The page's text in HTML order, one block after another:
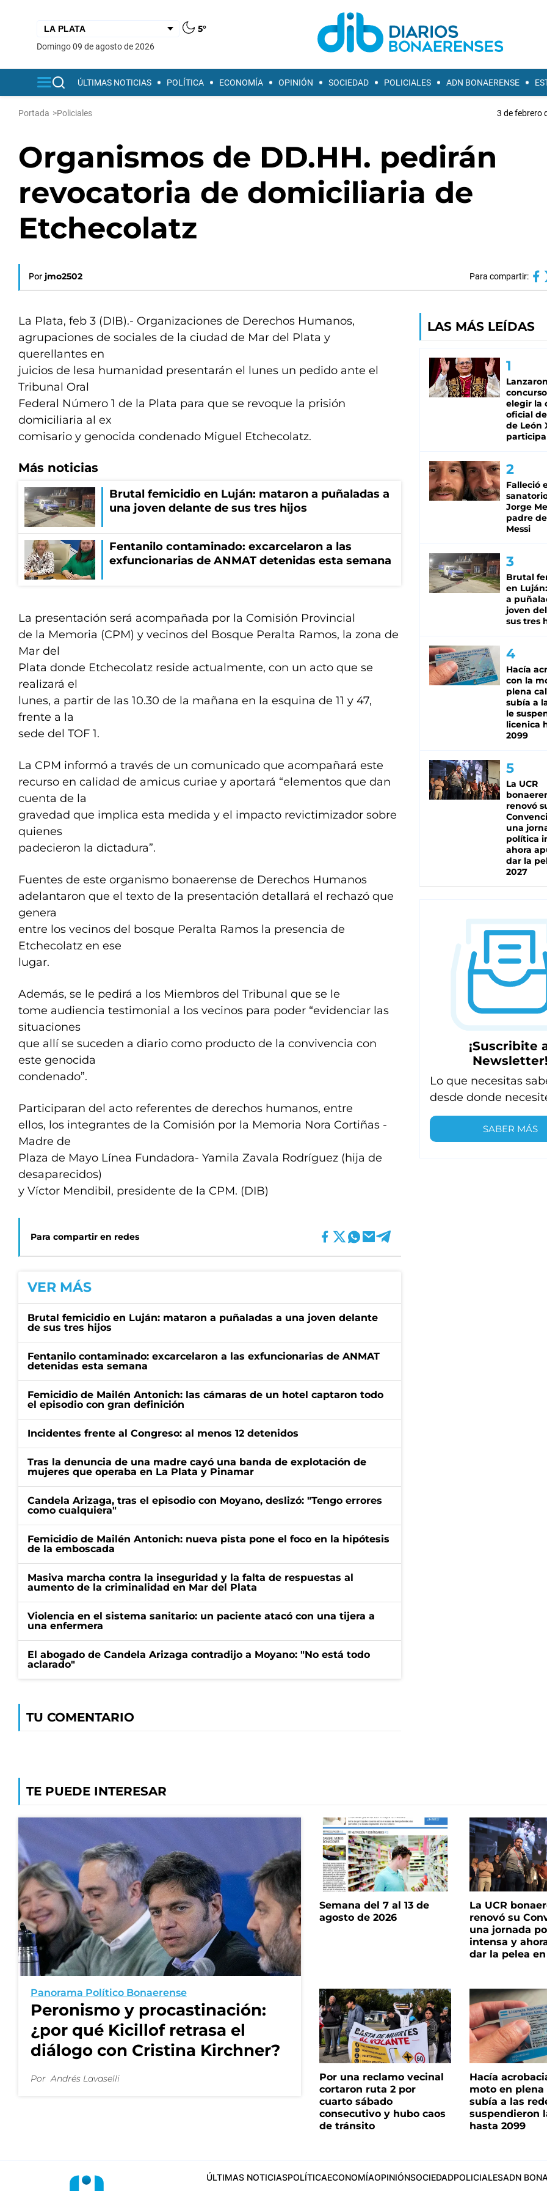
5°
domingo 09 de agosto de 2026
ÚLTIMAS NOTICIAS POLÍTICA ECONOMÍA OPINIÓN SOCIEDAD POLICIALES ADN BONAERENSE
Portada >Policiales 3 de febrero
Organismos de DD.HH. pedirán
revocatoria de domiciliaria de
Etchecolatz
Por jmo2502 Para compartir:
La Plata, feb 3 (DIB).- Organizaciones de Derechos Humanos,
agrupaciones de sociales de la ciudad de Mar del Plata y
querellantes en
juicios de lesa humanidad presentarán el lunes un pedido ante el
Tribunal Oral
Federal Número 1 de la Plata para que se revoque la prisión
domiciliaria al ex
comisario y genocida condenado Miguel Etchecolatz.
Más noticias
Brutal femicidio en Luján: mataron a puñaladas a
una joven delante de sus tres hijos
Fentanilo contaminado: excarcelaron a las
exfuncionarias de ANMAT detenidas esta semana
La presentación será acompañada por la Comisión Provincial
de la Memoria (CPM) y vecinos del Bosque Peralta Ramos, la zona de
Mar del
Plata donde Etchecolatz reside actualmente, con un acto que se
realizará el
lunes, a partir de las 10.30 de la mañana en la esquina de 11 y 47,
frente a la
sede del TOF 1.
La CPM informó a través de un comunicado que acompañará este
recurso en calidad de amicus curiae y aportará “elementos que dan
cuenta de la
gravedad que implica esta medida y el impacto revictimizador sobre
quienes
padecieron la dictadura”.
Fuentes de este organismo bonaerense de Derechos Humanos
adelantaron que el texto de la presentación detallará el rechazó que
genera
entre los vecinos del bosque Peralta Ramos la presencia de
Etchecolatz en ese
lugar.
Además, se le pedirá a los Miembros del Tribunal que se le
tome audiencia testimonial a los vecinos para poder “evidenciar las
situaciones
que allí se suceden a diario como producto de la convivencia con
este genocida
condenado”.
Participaran del acto referentes de derechos humanos, entre
ellos, los integrantes de la Comisión por la Memoria Nora Cortiñas -
Madre de
Plaza de Mayo Línea Fundadora- Yamila Zavala Rodríguez (hija de
desaparecidos)
y Víctor Mendibil, presidente de la CPM. (DIB)
Para compartir en redes
VER MÁS
Brutal femicidio en Luján: mataron a puñaladas a una joven delante
de sus tres hijos
Fentanilo contaminado: excarcelaron a las exfuncionarias de ANMAT
detenidas esta semana
Femicidio de Mailén Antonich: las cámaras de un hotel captaron todo
el episodio con gran definición
Incidentes frente al Congreso: al menos 12 detenidos
Tras la denuncia de una madre cayó una banda de explotación de
mujeres que operaba en La Plata y Pinamar
Candela Arizaga, tras el episodio con Moyano, deslizó: "Tengo errores
como cualquiera"
Femicidio de Mailén Antonich: nueva pista pone el foco en la hipótesis
de la emboscada
Masiva marcha contra la inseguridad y la falta de respuestas al
aumento de la criminalidad en Mar del Plata
Violencia en el sistema sanitario: un paciente atacó con una tijera a
una enfermera
El abogado de Candela Arizaga contradijo a Moyano: "No está todo
aclarado"
TU COMENTARIO
LAS MÁS LEÍDAS
elegir la
oficial
de León
Falleció
Jorge
padre
Messi
Brutal
en
a
joven
sus tres
Hacía
con la
plena
subía a
le
licenica
2099
La UCR
renovó
una
política
ahora
dar la
2027
¡Suscribite
Lo que necesitas
desde donde
SABER MÁS
TE PUEDE INTERESAR
Panorama Político Bonaerense
Peronismo y procastinación:
¿por qué Kicillof retrasa el
diálogo con Cristina Kirchner?
Por Andrés Lavaselli
Semana del 7 al 13 de
agosto de 2026
La UCR
renovó su
una jornada
intensa y
dar la pelea en
Por una reclamo vecinal
cortaron ruta 2 por
cuarto sábado
consecutivo y hubo caos
de tránsito
Hacía
moto en plena
subía a las
suspendieron
hasta 2099
ÚLTIMAS NOTICIASPOLÍTICAECONOMÍAOPINIÓNSOCIEDADPOLICIALESADN